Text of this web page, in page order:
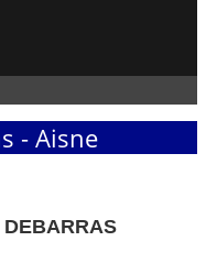
- Aisne
DEBARRAS